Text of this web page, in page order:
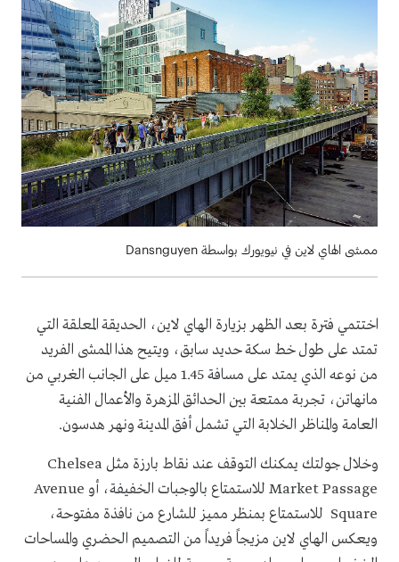
ممشى الهاي لاين في نيويورك بواسطة Dansnguyen
اختتمي فترة بعد الظهر بزيارة الهاي لاين، الحديقة المعلقة التي
تمتد على طول خط سكة حديد سابق، ويتيح هذا الممشى الفريد
من نوعه الذي يمتد على مسافة 1.45 ميل على الجانب الغربي من
مانهاتن، تجربة ممتعة بين الحدائق المزهرة والأعمال الفنية
العامة والمناظر الخلابة التي تشمل أفق المدينة ونهر هدسون.
وخلال جولتك يمكنك التوقف عند نقاط بارزة مثل Chelsea
Market Passage للاستمتاع بالوجبات الخفيفة، أو Avenue
Square للاستمتاع بمنظر مميز للشارع من نافذة مفتوحة،
ويعكس الهاي لاين مزيجاً فريداً من التصميم الحضري والمساحات